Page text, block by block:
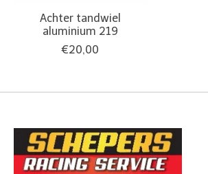
Achter tandwiel
aluminium 219
€20,00